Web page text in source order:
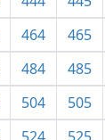
464 465
484 485
504 505